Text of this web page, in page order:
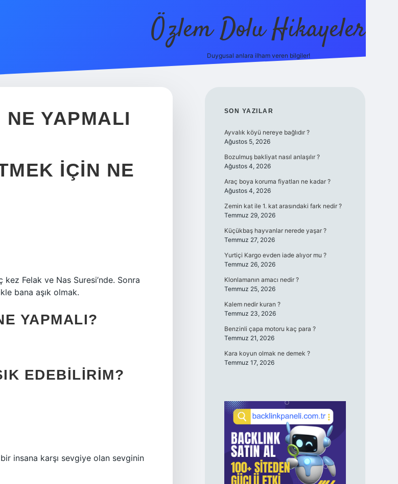
Özlem Dolu Hikayeler
Duygusal anlara ilham veren bilgiler!
YAPMALI
IÇIN NE
Felak ve Nas Suresi’nde. Sonra
bana aşık olmak.
YAPMALI?
EDEBILIRIM?
insana karşı sevgiye olan sevginin
SIDEBAR
SON YAZILAR
Ayvalık köyü nereye bağlıdır ?
Ağustos 5, 2026
Bozulmuş bakliyat nasıl anlaşılır ?
Ağustos 4, 2026
Araç boya koruma fiyatları ne kadar ?
Ağustos 4, 2026
Zemin kat ile 1. kat arasındaki fark nedir ?
Temmuz 29, 2026
Küçükbaş hayvanlar nerede yaşar ?
Temmuz 27, 2026
Yurtiçi Kargo evden iade alıyor mu ?
Temmuz 26, 2026
Klonlamanın amacı nedir ?
Temmuz 25, 2026
Kalem nedir kuran ?
Temmuz 23, 2026
Benzinli çapa motoru kaç para ?
Temmuz 21, 2026
Kara koyun olmak ne demek ?
Temmuz 17, 2026